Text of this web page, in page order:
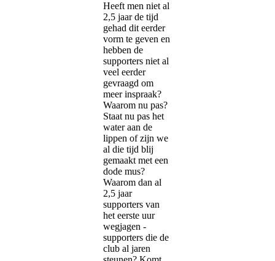
Heeft men niet al
2,5 jaar de tijd
gehad dit eerder
vorm te geven en
hebben de
supporters niet al
veel eerder
gevraagd om
meer inspraak?
Waarom nu pas?
Staat nu pas het
water aan de
lippen of zijn we
al die tijd blij
gemaakt met een
dode mus?
Waarom dan al
2,5 jaar
supporters van
het eerste uur
wegjagen -
supporters die de
club al jaren